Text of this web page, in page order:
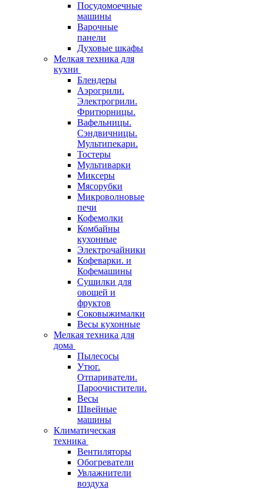
Посудомоечные
машины
Варочные
панели
Духовые шкафы
Мелкая техника для
кухни
Блендеры
Аэрогрили.
Электрогрили.
Фритюрницы.
Вафельницы.
Сэндвичницы.
Мультипекари.
Тостеры
Мультиварки
Миксеры
Мясорубки
Микроволновые
печи
Кофемолки
Комбайны
кухонные
Электрочайники
Кофеварки. и
Кофемашины
Сушилки для
овощей и
фруктов
Соковыжималки
Весы кухонные
Мелкая техника для
дома
Пылесосы
Утюг.
Отпариватели.
Пароочистители.
Весы
Швейные
машины
Климатическая
техника
Вентиляторы
Обогреватели
Увлажнители
воздуха